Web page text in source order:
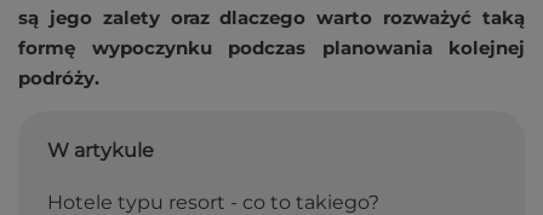
są jego zalety oraz dlaczego warto rozważyć taką
formę wypoczynku podczas planowania kolejnej
podróży.
W artykule
Hotele typu resort - co to takiego?